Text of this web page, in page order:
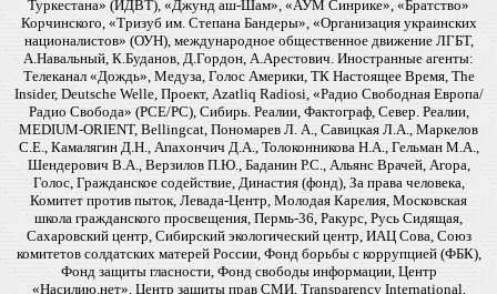
Туркестана» (ИДВТ), «Джунд аш-Шам», «АУМ Синрике», «Братство»
Корчинского, «Тризуб им. Степана Бандеры», «Организация украинских
националистов» (ОУН), международное общественное движение ЛГБТ,
А.Навальный, К.Буданов, Д.Гордон, А.Арестович. Иностранные агенты:
Телеканал «Дождь», Медуза, Голос Америки, ТК Настоящее Время, The
Insider, Deutsche Welle, Проект, Azatliq Radiosi, «Радио Свободная Европа/
Радио Свобода» (PCE/PC), Сибирь. Реалии, Фактограф, Север. Реалии,
MEDIUM-ORIENT, Bellingcat, Пономарев Л. А., Савицкая Л.А., Маркелов
С.Е., Камалягин Д.Н., Апахончич Д.А., Толоконникова Н.А., Гельман М.А.,
Шендерович В.А., Верзилов П.Ю., Баданин Р.С., Альянс Врачей, Агора,
Голос, Гражданское содействие, Династия (фонд), За права человека,
Комитет против пыток, Левада-Центр, Молодая Карелия, Московская
школа гражданского просвещения, Пермь-36, Ракурс, Русь Сидящая,
Сахаровский центр, Сибирский экологический центр, ИАЦ Сова, Союз
комитетов солдатских матерей России, Фонд борьбы с коррупцией (ФБК),
Фонд защиты гласности, Фонд свободы информации, Центр
«Насилию.нет», Центр защиты прав СМИ, Transparency International,